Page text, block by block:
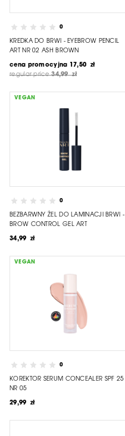
0
KREDKA DO BRWI - EYEBROW PENCIL
ART NR 02 ASH BROWN
cena promocyjna 17,50 zł
regular price 34,99 zł
VEGAN
0
BEZBARWNY ŻEL DO LAMINACJI BRWI -
BROW CONTROL GEL ART
34,99 zł
VEGAN
0
KOREKTOR SERUM CONCEALER SPF 25
NR 05
29,99 zł